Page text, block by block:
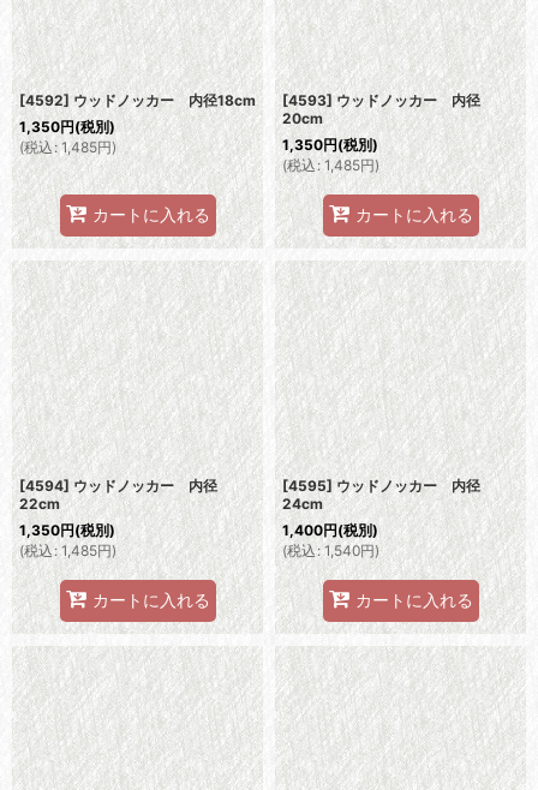
[4592] ウッドノッカー 内径18cm
1,350円(税別)
(税込: 1,485円)
カートに入れる
[4593] ウッドノッカー 内径
20cm
1,350円(税別)
(税込: 1,485円)
カートに入れる
[4594] ウッドノッカー 内径
22cm
1,350円(税別)
(税込: 1,485円)
カートに入れる
[4595] ウッドノッカー 内径
24cm
1,400円(税別)
(税込: 1,540円)
カートに入れる